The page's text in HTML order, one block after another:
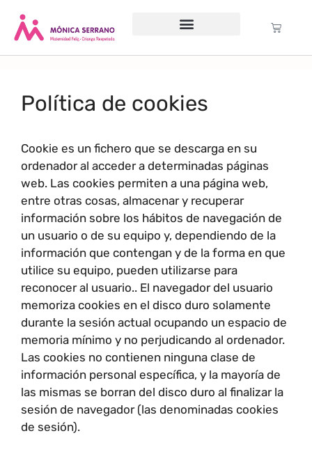
Política de cookies
Cookie es un fichero que se descarga en su
ordenador al acceder a determinadas páginas
web. Las cookies permiten a una página web,
entre otras cosas, almacenar y recuperar
información sobre los hábitos de navegación de
un usuario o de su equipo y, dependiendo de la
información que contengan y de la forma en que
utilice su equipo, pueden utilizarse para
reconocer al usuario.. El navegador del usuario
memoriza cookies en el disco duro solamente
durante la sesión actual ocupando un espacio de
memoria mínimo y no perjudicando al ordenador.
Las cookies no contienen ninguna clase de
información personal específica, y la mayoría de
las mismas se borran del disco duro al finalizar la
sesión de navegador (las denominadas cookies
de sesión).